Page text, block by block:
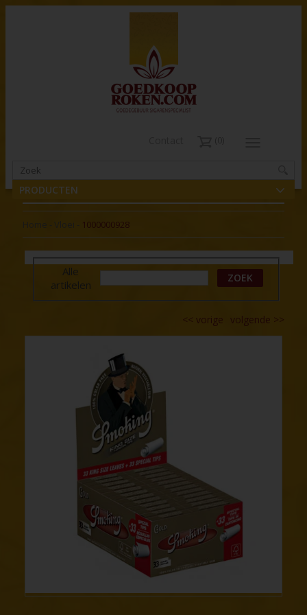
PRODUCTEN
1000000928
Alle
artikelen
ZOEK
volgende >>
<< vorige